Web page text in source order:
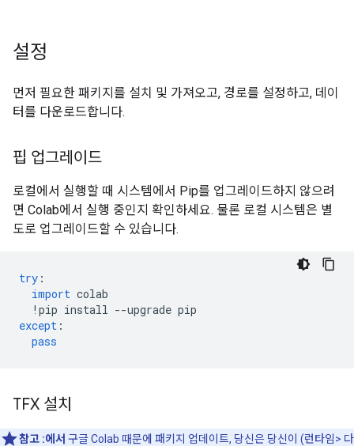
설정
먼저 필요한 패키지를 설치 및 가져오고, 경로를 설정하고, 데이
터를 다운로드합니다.
핍 업그레이드
로컬에서 실행할 때 시스템에서 Pip를 업그레이드하지 않으려
면 Colab에서 실행 중인지 확인하세요. 물론 로컬 시스템은 별
도로 업그레이드할 수 있습니다.
try :
import colab
! pip install --upgrade pip
except :
pass
TFX 설치
참고 :에서 구글 Colab 때문에 패키지 업데이트, 당신은 당신이 (런타임> 다